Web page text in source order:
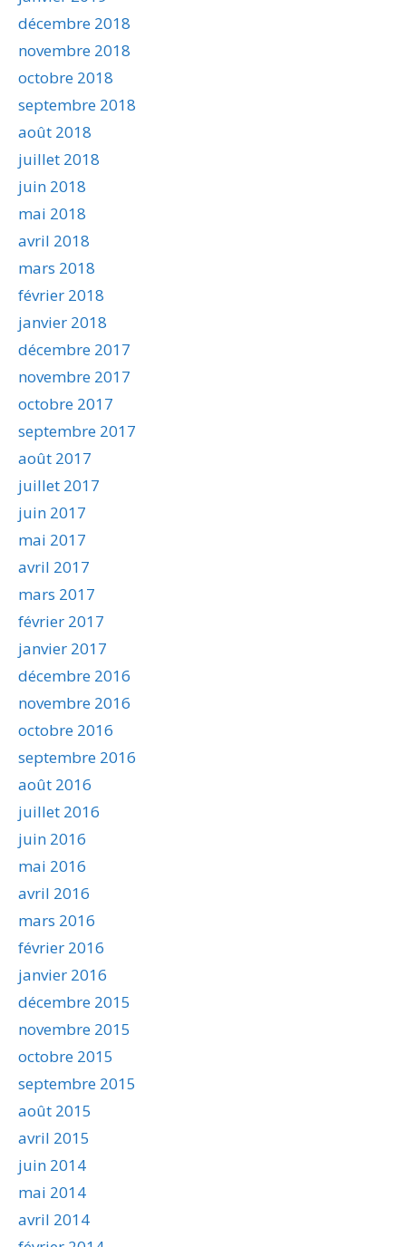
décembre 2018
novembre 2018
octobre 2018
septembre 2018
août 2018
juillet 2018
juin 2018
mai 2018
avril 2018
mars 2018
février 2018
janvier 2018
décembre 2017
novembre 2017
octobre 2017
septembre 2017
août 2017
juillet 2017
juin 2017
mai 2017
avril 2017
mars 2017
février 2017
janvier 2017
décembre 2016
novembre 2016
octobre 2016
septembre 2016
août 2016
juillet 2016
juin 2016
mai 2016
avril 2016
mars 2016
février 2016
janvier 2016
décembre 2015
novembre 2015
octobre 2015
septembre 2015
août 2015
avril 2015
juin 2014
mai 2014
avril 2014